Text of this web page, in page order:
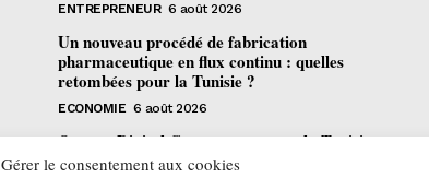
Gérer le consentement aux cookies
ENTREPRENEUR 6 août 2026
Un nouveau procédé de fabrication
pharmaceutique en flux continu : quelles
retombées pour la Tunisie ?
ECONOMIE 6 août 2026
Orange Digital Center : comment la Tunisie est
devenue le laboratoire mondial de l’inclusion